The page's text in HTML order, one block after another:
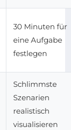
30 Minuten für
eine Aufgabe
festlegen
Schlimmste
Szenarien
realistisch
visualisieren